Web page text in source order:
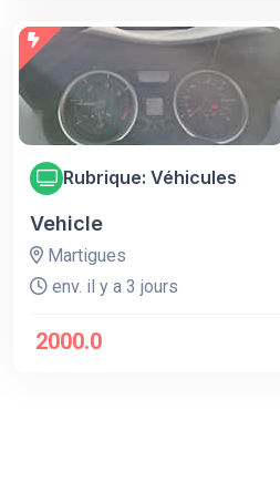
Rubrique: Véhicules
Vehicle
Martigues
env. il y a 3 jours
2000.0